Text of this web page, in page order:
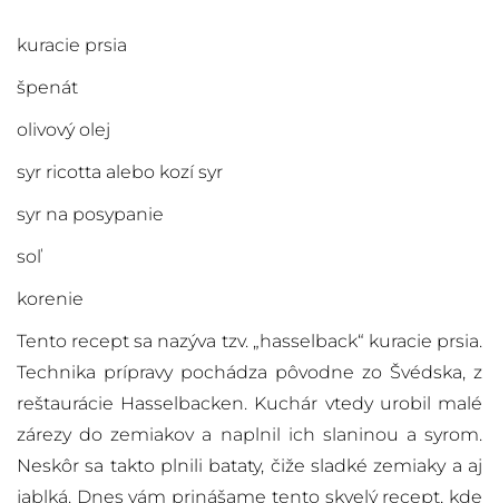
kuracie prsia
špenát
olivový olej
syr ricotta alebo kozí syr
syr na posypanie
soľ
korenie
Tento recept sa nazýva tzv. „hasselback“ kuracie prsia.
Technika prípravy pochádza pôvodne zo Švédska, z
reštaurácie Hasselbacken. Kuchár vtedy urobil malé
zárezy do zemiakov a naplnil ich slaninou a syrom.
Neskôr sa takto plnili bataty, čiže sladké zemiaky a aj
jablká. Dnes vám prinášame tento skvelý recept, kde